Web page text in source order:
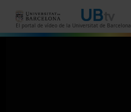
El portal de vídeo de la Universitat de Barcelona